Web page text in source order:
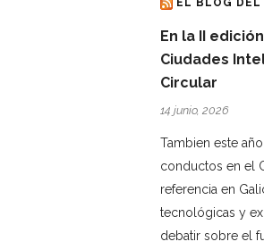
En la II
Ciudades
Circular
14 junio, 2026
Tambien este
conductos en el
referencia en
tecnológicas y
debatir sobre el